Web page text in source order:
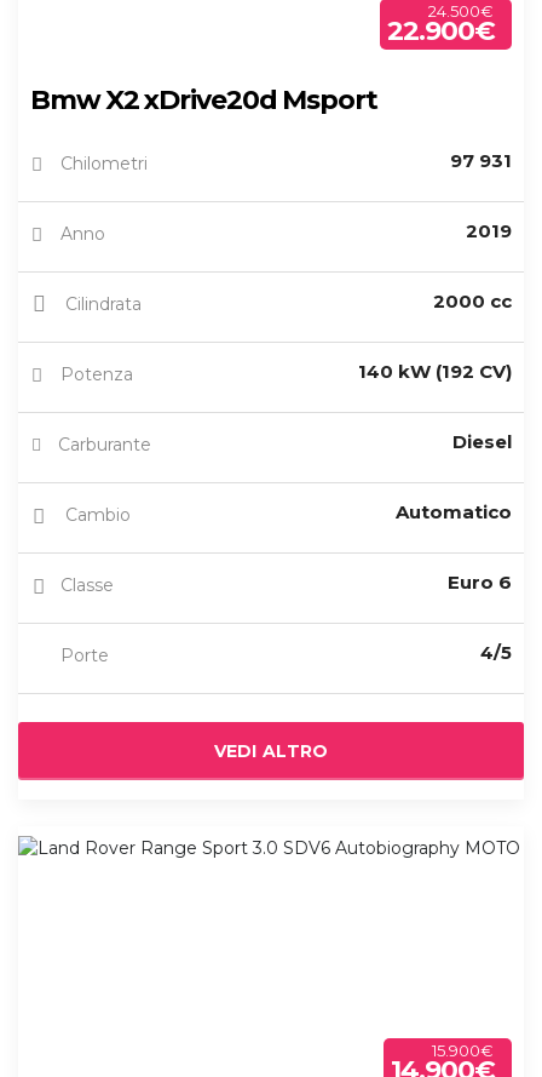
24.500€
22.900€
Bmw X2 xDrive20d Msport
Chilometri 97 931
Anno 2019
Cilindrata 2000 cc
Potenza 140 kW (192 CV)
Carburante Diesel
Cambio Automatico
Classe Euro 6
Porte 4/5
VEDI ALTRO
15.900€
14.900€